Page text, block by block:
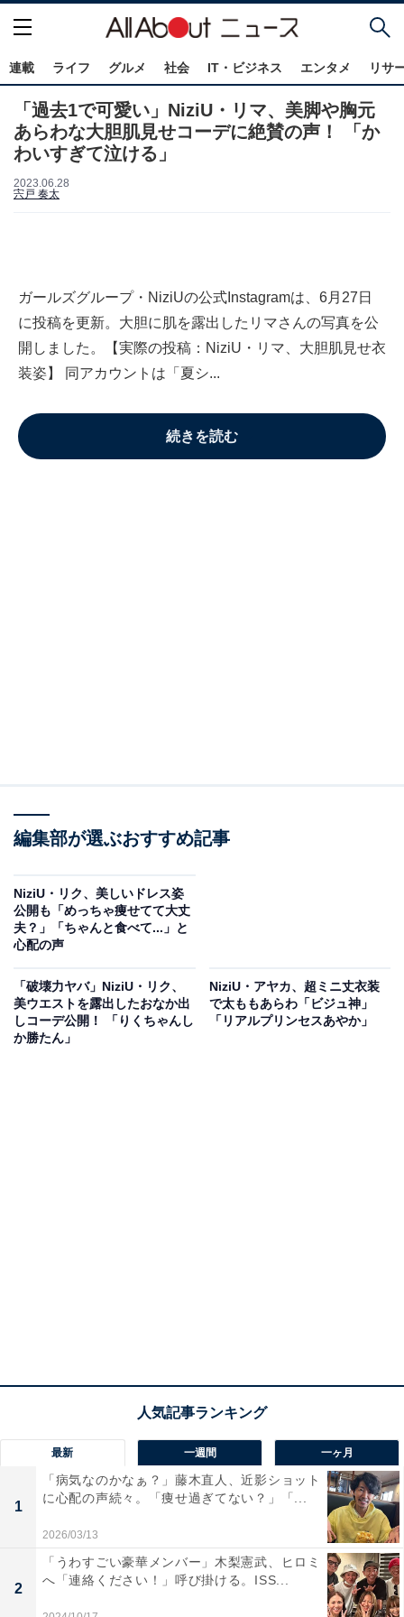
連載 ライフ グルメ 社会 IT・ビジネス エンタメ リサ
「過去1で可愛い」NiziU・リマ、美脚や胸元
あらわな大胆肌見せコーデに絶賛の声！ 「か
わいすぎて泣ける」
2023.06.28
宍戸 奏太
ガールズグループ・NiziUの公式Instagramは、6月27日
に投稿を更新。大胆に肌を露出したリマさんの写真を公
開しました。【実際の投稿：NiziU・リマ、大胆肌見せ衣
装姿】 同アカウントは「夏シ...
続きを読む
編集部が選ぶおすすめ記事
NiziU・リク、美しいドレス姿
公開も「めっちゃ痩せてて大丈
夫？」「ちゃんと食べて...」と
心配の声
「破壊力ヤバ」NiziU・リク、
美ウエストを露出したおなか出
しコーデ公開！ 「りくちゃんし
か勝たん」
NiziU・アヤカ、超ミニ丈衣装
で太ももあらわ「ビジュ神」
「リアルプリンセスあやか」
最新 一週間 一ヶ月
1
「病気なのかなぁ？」藤木直人、近影ショット
に心配の声続々。「痩せ過ぎてない？」「...
2026/03/13
2
「うわすごい豪華メンバー」木梨憲武、ヒロミ
へ「連絡ください！」呼び掛ける。ISS...